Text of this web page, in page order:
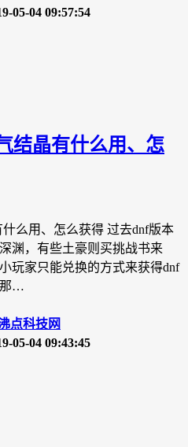
05-04 09:57:54
结晶有什么用、怎
么用、怎么获得 过去dnf版本
渊，有些土豪则买挑战书来
玩家只能兑换的方式来获得dnf
那…
点科技网
05-04 09:43:45